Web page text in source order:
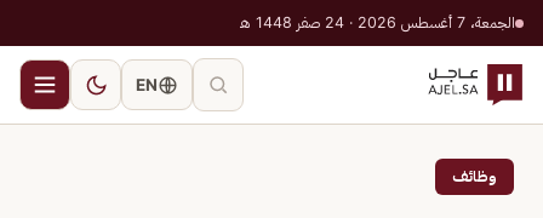
الجمعة، 7 أغسطس 2026 · 24 صفر 1448 هـ
EN
وظائف